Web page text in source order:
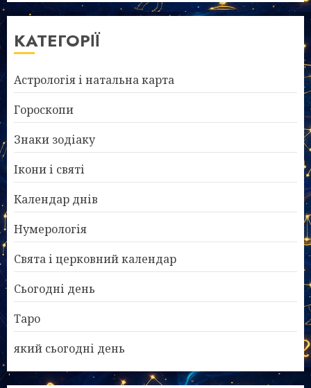
КАТЕГОРІЇ
Астрологія і натальна карта
Гороскопи
Знаки зодіаку
Ікони і святі
Календар днів
Нумерологія
Свята і церковний календар
Сьогодні день
Таро
який сьогодні день